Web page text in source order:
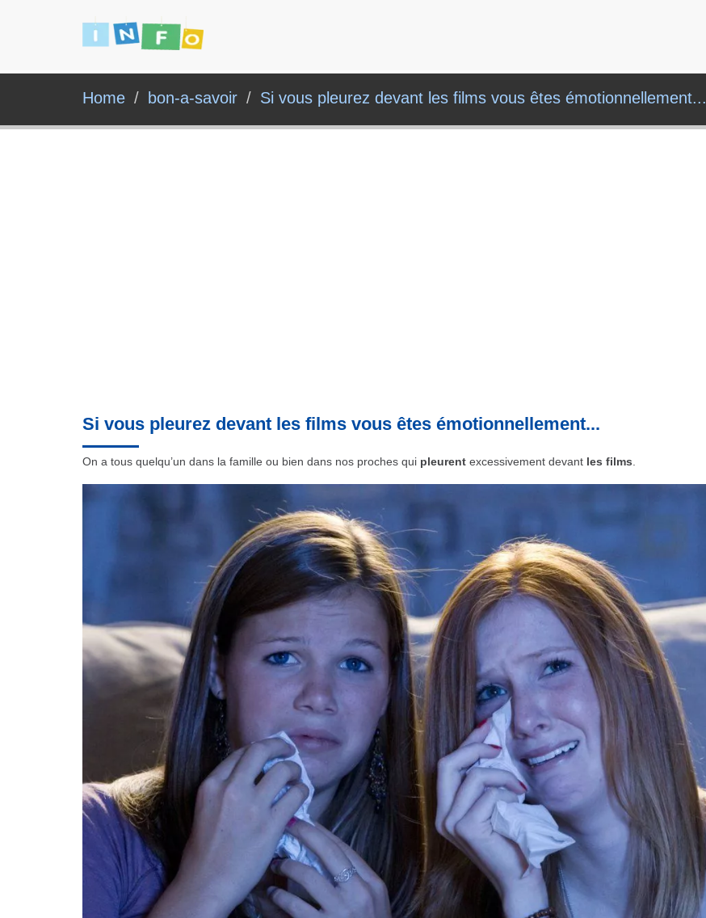
Home bon-a-savoir Si vous pleurez devant les films vous êtes émotionnellement...
Si vous pleurez devant les films vous êtes émotionnellement...
On a tous quelqu’un dans la famille ou bien dans nos proches qui pleurent excessivement devant les films